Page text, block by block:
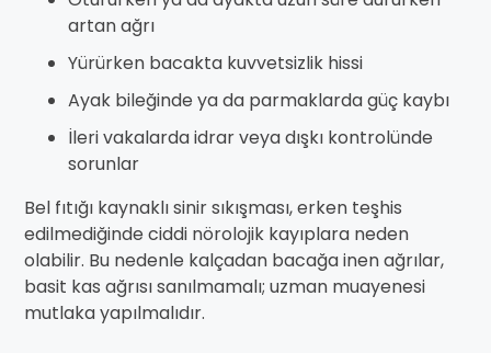
artan ağrı
Yürürken bacakta kuvvetsizlik hissi
Ayak bileğinde ya da parmaklarda güç kaybı
İleri vakalarda idrar veya dışkı kontrolünde
sorunlar
Bel fıtığı kaynaklı sinir sıkışması, erken teşhis
edilmediğinde ciddi nörolojik kayıplara neden
olabilir. Bu nedenle kalçadan bacağa inen ağrılar,
basit kas ağrısı sanılmamalı; uzman muayenesi
mutlaka yapılmalıdır.